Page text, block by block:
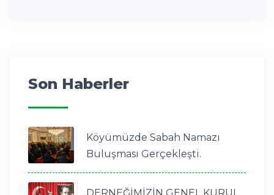
Son Haberler
Köyümüzde Sabah Namazı
Buluşması Gerçekleşti.
DERNEĞİMİZİN GENEL KURUL